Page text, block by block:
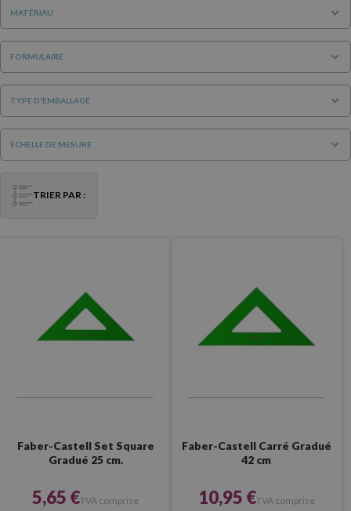
MATÉRIAU
FORMULAIRE
TYPE D'EMBALLAGE
ÉCHELLE DE MESURE
TRIER PAR :
Faber-Castell Set Square
Gradué 25 cm.
5,65 €TVA comprise
Faber-Castell Carré Gradué
42 cm
10,95 €TVA comprise